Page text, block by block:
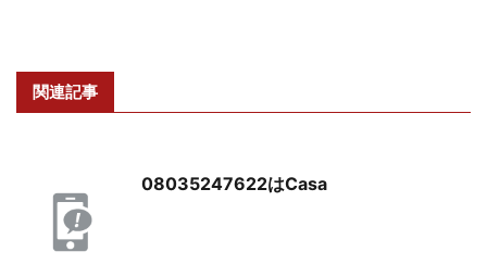
関連記事
08035247622はCasa